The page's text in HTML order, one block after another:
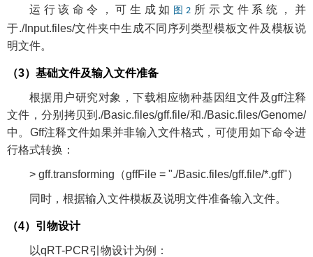
运行该命令，可生成如 图2 所示文件系统，并
于./Input.files/文件夹中生成不同序列类型模板文件及模板说
明文件。
（3）基础文件及输入文件准备
根据用户研究对象，下载相应物种基因组文件及gff注释
文件，分别拷贝到./Basic.files/gff.file/和./Basic.files/Genome/
中。Gff注释文件如果并非输入文件格式，可使用如下命令进
行格式转换：
> gff.transforming（gffFile = "./Basic.files/gff.file/*.gff"）
同时，根据输入文件模板及说明文件准备输入文件。
（4）引物设计
以qRT-PCR引物设计为例：